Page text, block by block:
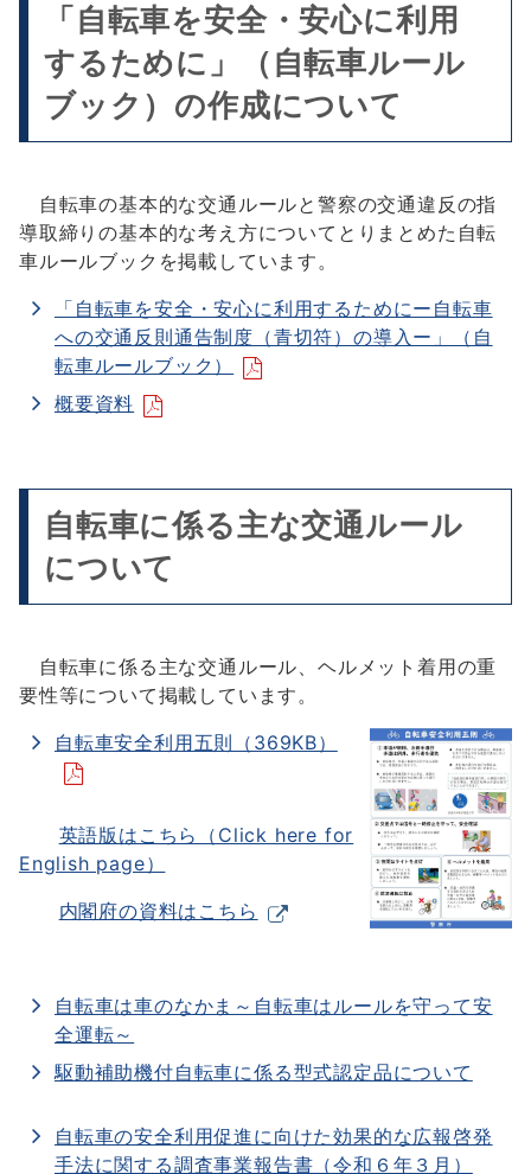
「自転車を安全・安心に利用
するために」（自転車ルール
ブック）の作成について
自転車の基本的な交通ルールと警察の交通違反の指
導取締りの基本的な考え方についてとりまとめた自転
車ルールブックを掲載しています。
「自転車を安全・安心に利用するためにー自転車
への交通反則通告制度（青切符）の導入ー」（自
転車ルールブック）
概要資料
自転車に係る主な交通ルール
について
自転車に係る主な交通ルール、ヘルメット着用の重
要性等について掲載しています。
自転車安全利用五則（369KB）
英語版はこちら（Click here for
English page）
内閣府の資料はこちら
自転車は車のなかま～自転車はルールを守って安
全運転～
駆動補助機付自転車に係る型式認定品について
自転車の安全利用促進に向けた効果的な広報啓発
手法に関する調査事業報告書（令和６年３月）